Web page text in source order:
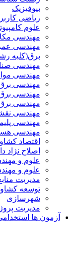
بیوفیزیک
ریاضی
علوم
مهندسی
مهندسی
برق(کلیه
مهندسی
مهندسی
مهندسی
مهندسی
مهندسی
مهندسی
مهندسی
مهندسی
اقتصاد
اصلاح نژاد
علوم و
علوم و
مدیریت
توسعه
شهرسازی
مدیریت
آزمون ها